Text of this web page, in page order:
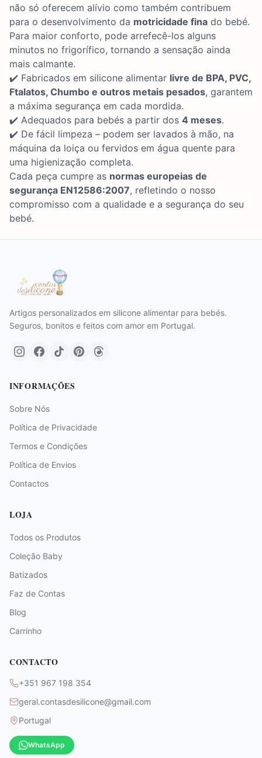
não só oferecem alívio como também contribuem
para o desenvolvimento da motricidade fina do bebé.
Para maior conforto, pode arrefecê-los alguns
minutos no frigorífico, tornando a sensação ainda
mais calmante.
✔️ Fabricados em silicone alimentar livre de BPA, PVC,
Ftalatos, Chumbo e outros metais pesados, garantem
a máxima segurança em cada mordida.
✔️ Adequados para bebés a partir dos 4 meses.
✔️ De fácil limpeza – podem ser lavados à mão, na
máquina da loiça ou fervidos em água quente para
uma higienização completa.
Cada peça cumpre as normas europeias de
segurança EN12586:2007, refletindo o nosso
compromisso com a qualidade e a segurança do seu
bebé.
Artigos personalizados em silicone alimentar para bebés.
Seguros, bonitos e feitos com amor em Portugal.
INFORMAÇÕES
Sobre Nós
Política de Privacidade
Termos e Condições
Política de Envios
Contactos
LOJA
Todos os Produtos
Coleção Baby
Batizados
Faz de Contas
Blog
Carrinho
CONTACTO
+351 967 198 354
geral.contasdesilicone@gmail.com
Portugal
WhatsApp